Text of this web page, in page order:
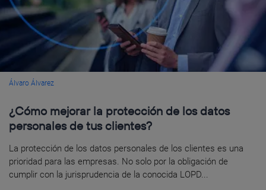
Álvaro Álvarez
¿Cómo mejorar la protección de los datos
personales de tus clientes?
La protección de los datos personales de los clientes es una
prioridad para las empresas. No solo por la obligación de
cumplir con la jurisprudencia de la conocida LOPD...